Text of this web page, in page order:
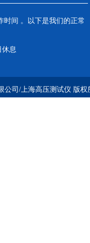
时间 。以下是我们的正常
休息
公司/上海高压测试仪 版权